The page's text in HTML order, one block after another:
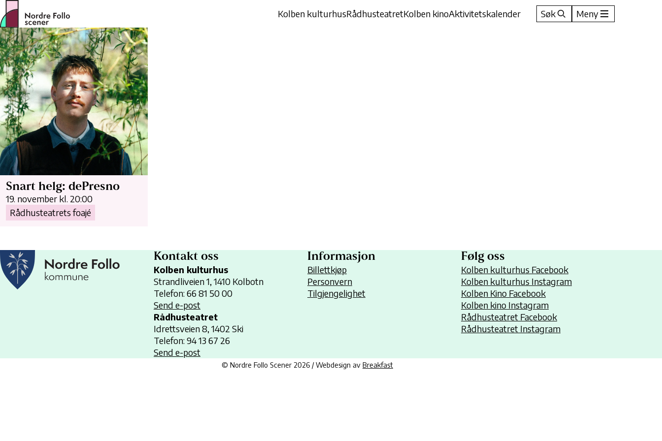
til
innhold
Kolben kulturhusRådhusteatretKolben kinoAktivitetskalender Søk Meny
Snart helg: dePresno
19. november kl. 20:00
Rådhusteatrets foajé
Kontakt oss
Kolben kulturhus
Strandliveien 1, 1410 Kolbotn
Telefon: 66 81 50 00
Send e-post
Rådhusteatret
Idrettsveien 8, 1402 Ski
Telefon: 94 13 67 26
Send e-post
Informasjon
Billettkjøp
Personvern
Tilgjengelighet
Følg oss
Kolben kulturhus Facebook
Kolben kulturhus Instagram
Kolben Kino Facebook
Kolben kino Instagram
Rådhusteatret Facebook
Rådhusteatret Instagram
© Nordre Follo Scener 2026 / Webdesign av Breakfast